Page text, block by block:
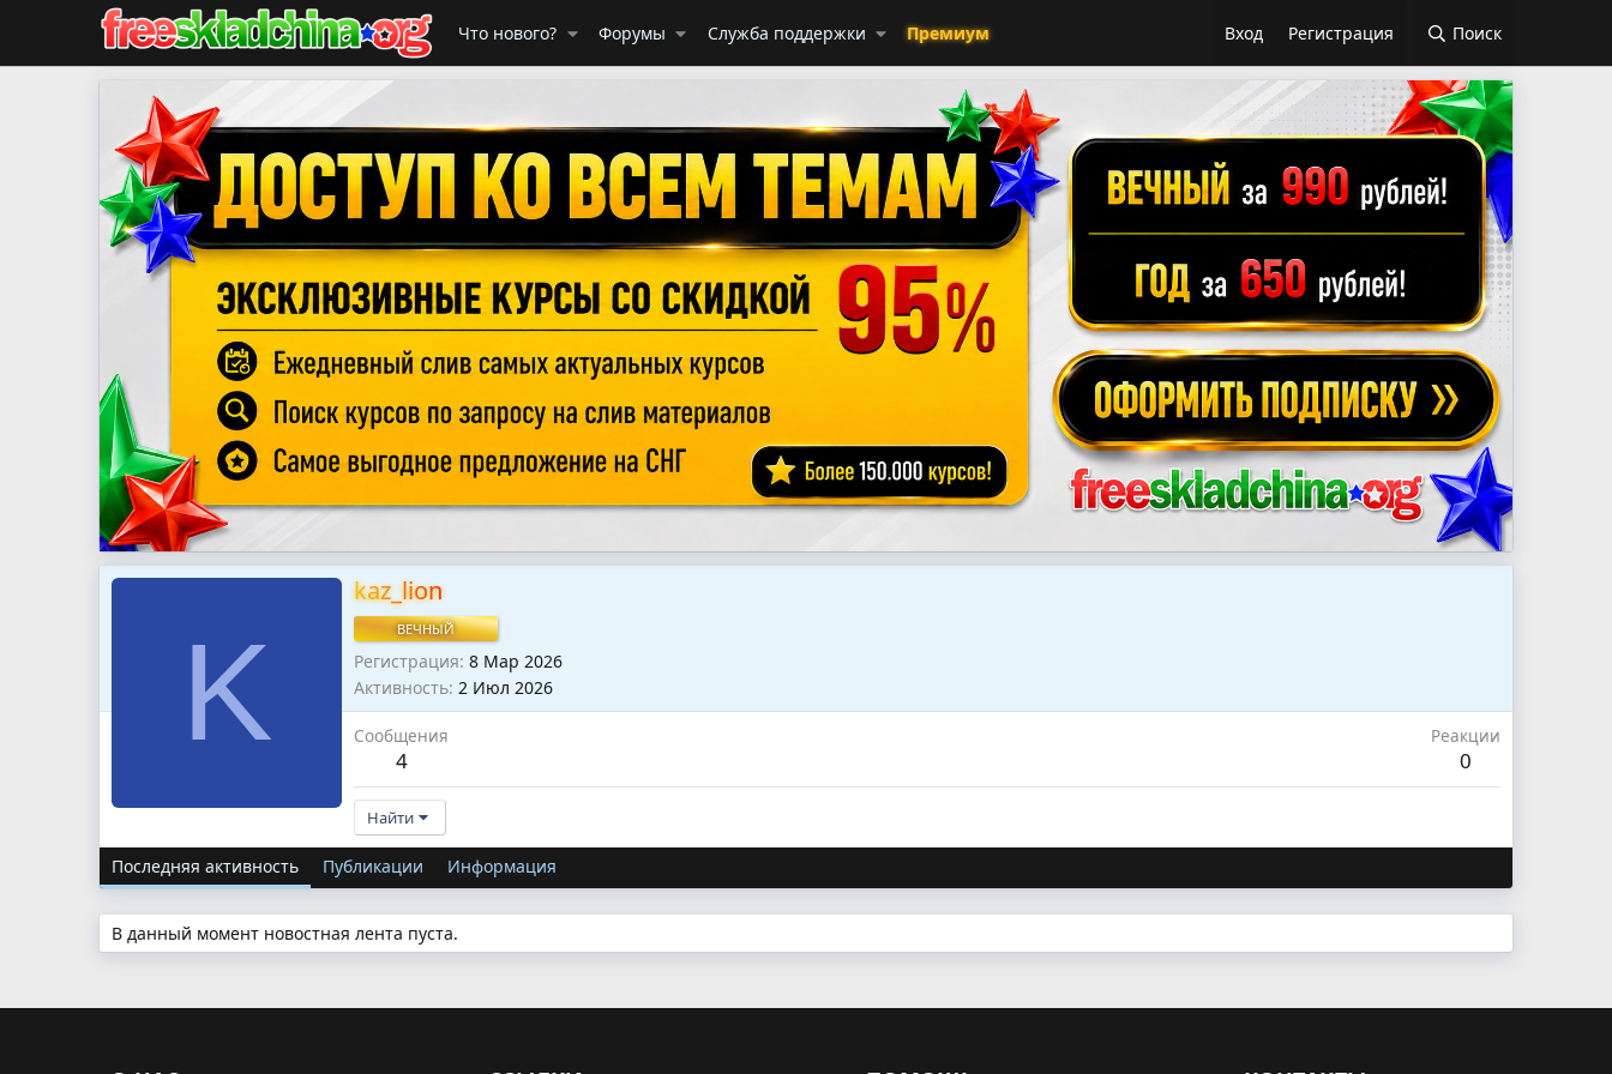
Что нового? Форумы Служба поддержки Премиум Вход Регистрация Поиск
K
kaz_lion
ВЕЧНЫЙ
Регистрация 8 Мар 2026
Активность 2 Июл 2026
Сообщения
4
Реакции
0
Найти
Последняя активность Публикации Информация
В данный момент новостная лента пуста.